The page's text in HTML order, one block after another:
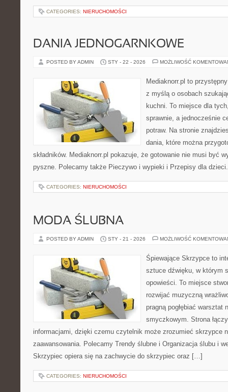
CATEGORIES: NIERUCHOMOŚCI
DANIA JEDNOGARNKOWE
POSTED BY ADMIN STY - 22 - 2026 MOŻLIWOŚĆ
Mediaknorr.pl to
z myślą o osobach
kuchni. To miejsce dla
sprawnie, a jednocześnie
potraw. Na stronie
dania, które można
składników. Mediaknorr.pl pokazuje, że gotowanie nie musi być
pyszne. Polecamy także Pieczywo i wypieki i Przepisy dla
CATEGORIES: NIERUCHOMOŚCI
MODA ŚLUBNA
POSTED BY ADMIN STY - 21 - 2026 MOŻLIWOŚĆ
Śpiewające Skrzypce to
sztuce dźwięku, w którym
opowieści. To miejsce
rozwijać muzyczną
pragną pogłębiać warsztat
smyczkowym. Strona
informacjami, dzięki czemu czytelnik może zrozumieć skrzypce
zaawansowania. Polecamy Trendy ślubne i Organizacja ślubu i
Skrzypiec opiera się na zachwycie do skrzypiec oraz […]
CATEGORIES: NIERUCHOMOŚCI